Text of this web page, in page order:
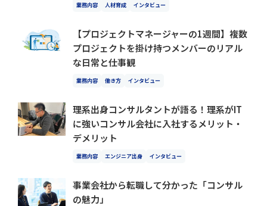
業務内容 人材育成 インタビュー
【プロジェクトマネージャーの1週間】複数
プロジェクトを掛け持つメンバーのリアル
な日常と仕事観
業務内容 働き方 インタビュー
理系出身コンサルタントが語る！理系がIT
に強いコンサル会社に入社するメリット・
デメリット
業務内容 エンジニア出身 インタビュー
事業会社から転職して分かった「コンサル
の魅力」